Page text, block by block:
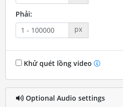
Phải:
px
Khử quét lồng video
Optional Audio settings